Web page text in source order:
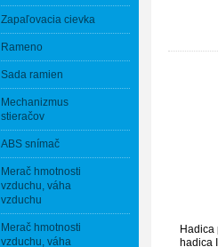
Zapaľovacia cievka
Rameno
Sada ramien
Mechanizmus
stieračov
ABS snímač
Merač hmotnosti
vzduchu, váha
vzduchu
Merač hmotnosti
vzduchu, váha
Hadica
hadica